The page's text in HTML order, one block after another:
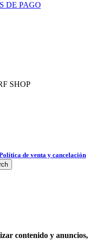
DE PAGO
SHOP
de venta y cancelación
contenido y anuncios,